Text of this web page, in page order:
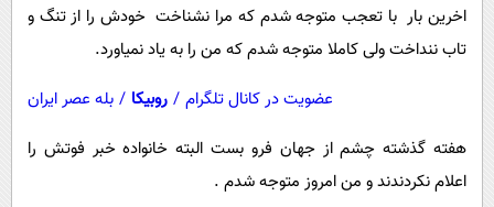
فرهنگی
بین الملل
اجتماعی
حیات وحش
سیاست خارجی
اخرین بار با تعجب متوجه شدم که مرا نشناخت خودش را از تنگ و
تاب ننداخت ولی کاملا متوجه شدم که من را به یاد نمیاورد.
عضویت در کانال تلگرام / روبیکا / بله عصر ایران
هفته گذشته چشم از جهان فرو بست البته خانواده خبر فوتش را
اعلام نکردندند و من امروز متوجه شدم .